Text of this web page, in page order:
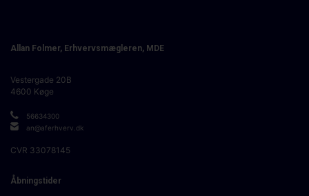
Allan Folmer, Erhvervsmægleren, MDE
Vestergade 20B
4600 Køge
56634300
an@aferhverv.dk
CVR 33078145
Åbningstider